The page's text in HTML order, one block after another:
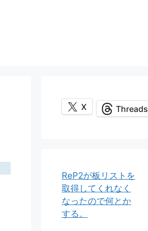
X Threads
ReP2が板リストを
取得してくれなく
なったので何とか
する。